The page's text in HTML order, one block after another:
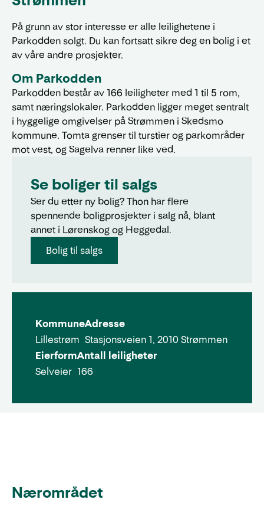
På grunn av stor interesse er alle leilighetene i
Parkodden solgt. Du kan fortsatt sikre deg en bolig i et
av våre andre prosjekter.
Om Parkodden
Parkodden består av 166 leiligheter med 1 til 5 rom,
samt næringslokaler. Parkodden ligger meget sentralt
i hyggelige omgivelser på Strømmen i Skedsmo
kommune. Tomta grenser til turstier og parkområder
mot vest, og Sagelva renner like ved.
Se boliger til salgs
Ser du etter ny bolig? Thon har flere
spennende boligprosjekter i salg nå, blant
annet i Lørenskog og Heggedal.
Bolig til salgs
Kommune
Lillestrøm
Adresse
Stasjonsveien 1, 2010 Strømmen
Eierform
Selveier
Antall leiligheter
166
Nærområdet